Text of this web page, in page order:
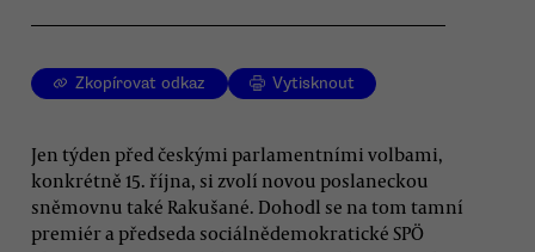
Zkopírovat odkaz Vytisknout
Jen týden před českými parlamentními volbami,
konkrétně 15. října, si zvolí novou poslaneckou
sněmovnu také Rakušané. Dohodl se na tom tamní
premiér a předseda sociálnědemokratické SPÖ